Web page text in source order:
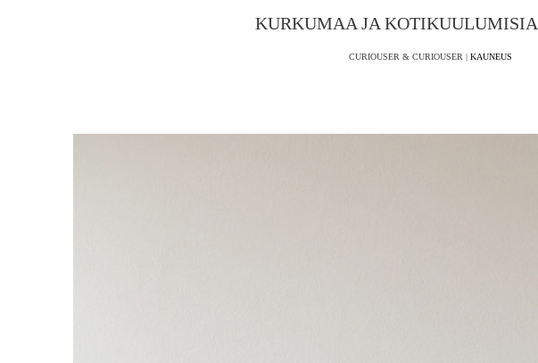
KURKUMAA JA KOTIKUULUMISIA
CURIOUSER & CURIOUSER | KAUNEUS